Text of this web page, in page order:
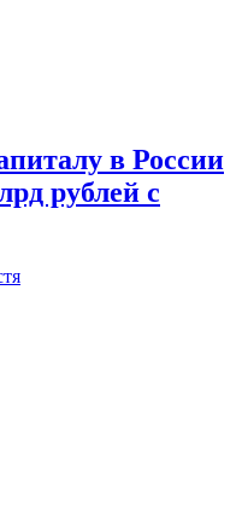
в России
рублей с